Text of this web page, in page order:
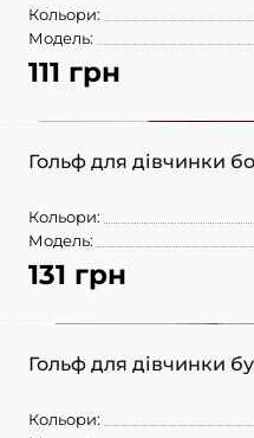
Кольори:
Модель:
111 грн
Гольф для дівчинки
Кольори:
Модель:
131 грн
Гольф для дівчинки
Кольори: